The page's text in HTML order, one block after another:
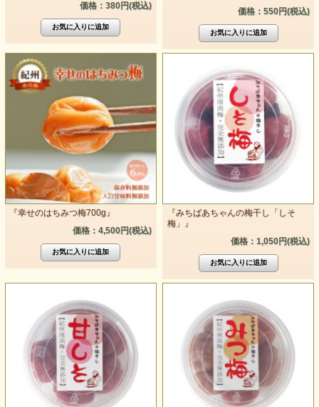
価格：380円(税込)
価格：550円(税込)
『幸せのはちみつ梅700g』
価格：4,500円(税込)
『みちばあちゃんの梅干し「しそ
梅」』
価格：1,050円(税込)